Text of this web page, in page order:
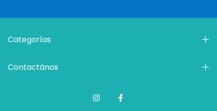
Categorías
Contactános